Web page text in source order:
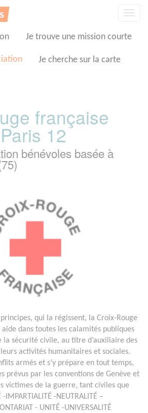
Je trouve une mission courte
Je cherche sur la carte
française
12
bénévoles basée à
qui la régissent, la Croix-Rouge
dans toutes les calamités publiques
la sécurité civile, au titre d’auxiliaire des
activités humanitaires et sociales.
armés et s’y prépare en tout temps,
prévus par les conventions de Genève et
victimes de la guerre, tant civiles que
-NEUTRALITÉ –
- UNITÉ -UNIVERSALITÉ